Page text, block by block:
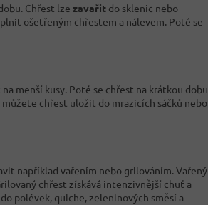
Chřest lze zavařit do sklenic nebo
ošetřeným chřestem a nálevem. Poté se
menší kusy. Poté se chřest na krátkou dobu
chřest uložit do mrazicích sáčků nebo
například vařením nebo grilováním. Vařený
chřest získává intenzivnější chuť a
polévek, quiche, zeleninových směsí a